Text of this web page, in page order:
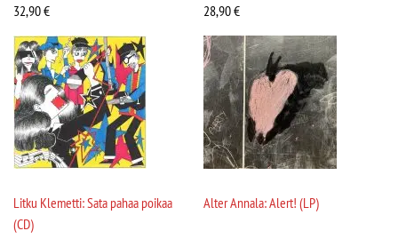
32,90€ 28,90€
Litku Klemetti: Sata pahaa poikaa
(CD)
Alter Annala: Alert! (LP)